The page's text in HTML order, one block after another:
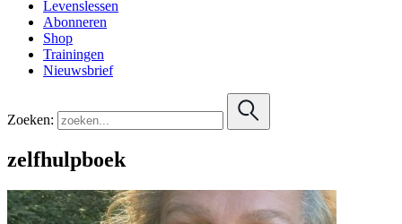
Levenslessen
Abonneren
Shop
Trainingen
Nieuwsbrief
Zoeken:
zelfhulpboek